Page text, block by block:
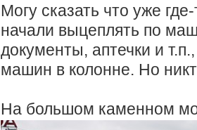
Могу сказать что уже
начали выцеплять по
документы, аптечки и
машин в колонне. Но
На большом каменном